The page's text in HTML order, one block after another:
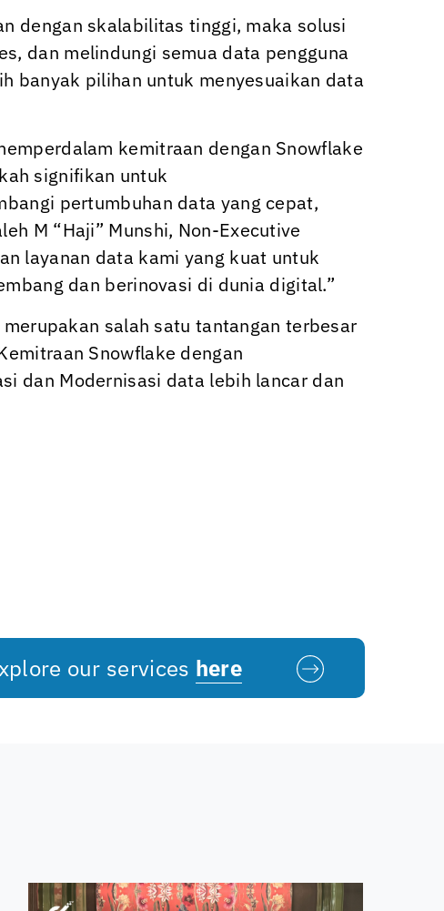
dengan skalabilitas tinggi, maka solusi
dan melindungi semua data pengguna
banyak pilihan untuk menyesuaikan data
kemitraan dengan Snowflake
signifikan untuk
pertumbuhan data yang cepat,
M “Haji” Munshi, Non-Executive
layanan data kami yang kuat untuk
dan berinovasi di dunia digital.”
salah satu tantangan terbesar
Snowflake dengan
dan Modernisasi data lebih lancar dan
our services here